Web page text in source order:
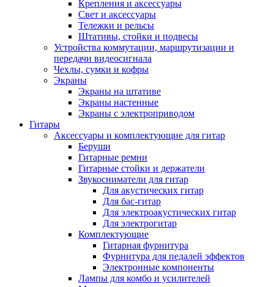
Крепления и аксессуары
Свет и аксессуары
Тележки и рельсы
Штативы, стойки и подвесы
Устройства коммутации, маршрутизации и
передачи видеосигнала
Чехлы, сумки и кофры
Экраны
Экраны на штативе
Экраны настенные
Экраны с электроприводом
Гитары
Аксессуары и комплектующие для гитар
Беруши
Гитарные ремни
Гитарные стойки и держатели
Звукосниматели для гитар
Для акустических гитар
Для бас-гитар
Для электроакустических гитар
Для электрогитар
Комплектующие
Гитарная фурнитура
Фурнитура для педалей эффектов
Электронные компоненты
Лампы для комбо и усилителей